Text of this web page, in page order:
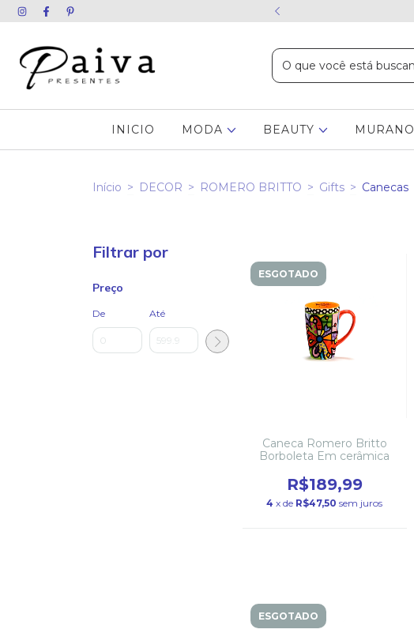
chame no WhatsApp
INICIO MODA BEAUTY MURANO
Início > DECOR > ROMERO BRITTO > Gifts > Canecas
Filtrar por
Preço
De Até
ESGOTADO
Caneca Romero Britto
Borboleta Em cerâmica
R$189,99
4 x de R$47,50 sem juros
ESGOTADO